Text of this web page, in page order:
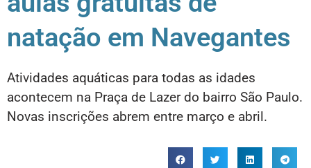
natação em Navegantes
Atividades aquáticas para todas as idades
acontecem na Praça de Lazer do bairro São Paulo.
Novas inscrições abrem entre março e abril.